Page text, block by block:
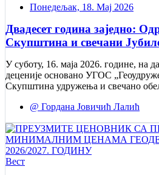
Понедељак, 18. Мај 2026
Двадесет година заједно:
Скупштина и свечани
У суботу, 16. маја 2026. године, на
деценије основано УГОС
Скупштина удружења и свечано
@ Гордана Јовичић Лалић
Вест